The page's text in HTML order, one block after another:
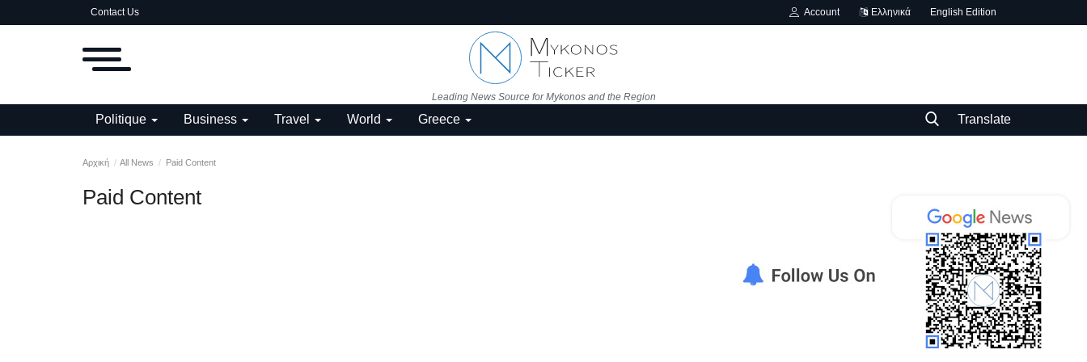
Contact Us Account Ελληνικά English Edition
Leading News Source for Mykonos and the Region
Politique Business Travel World Greece Translate
Αρχική All News Paid Content
Paid Content